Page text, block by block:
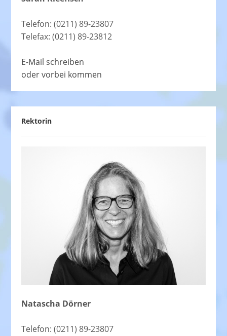
Telefon: (0211) 89-23807
Telefax: (0211) 89-23812
E-Mail schreiben
oder vorbei kommen
Rektorin
Natascha Dörner
Telefon: (0211) 89-23807